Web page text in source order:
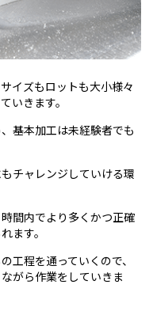
イズもロットも大小様々
いきます。
基本加工は未経験者でも
チャレンジしていける環
間内でより多くかつ正確
ます。
工程を通っていくので、
がら作業をしていきま